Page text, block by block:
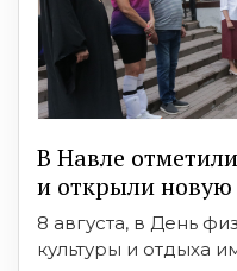
В Навле
и открыли
8 августа, в День
культуры и отдыха